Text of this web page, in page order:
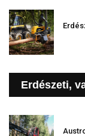
Erdészeti,